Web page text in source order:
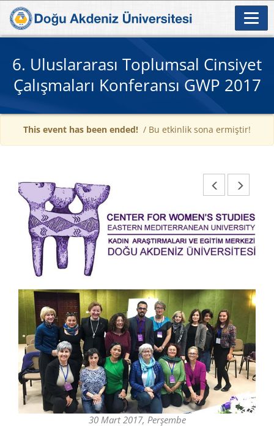
6. Uluslararası Toplumsal Cinsiyet
Çalışmaları Konferansı GWP 2017
This event has been ended! / Bu etkinlik sona ermiştir!
30 Mart 2017, Perşembe